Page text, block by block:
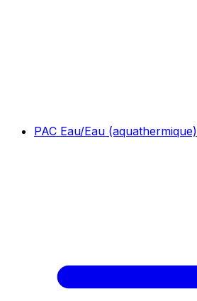
PAC Eau/Eau (aquathermique)